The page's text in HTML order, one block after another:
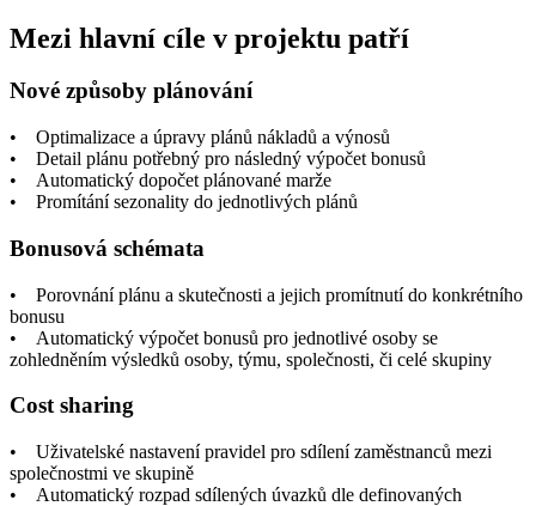
Mezi hlavní cíle v projektu patří
Nové způsoby plánování
• Optimalizace a úpravy plánů nákladů a výnosů
• Detail plánu potřebný pro následný výpočet bonusů
• Automatický dopočet plánované marže
• Promítání sezonality do jednotlivých plánů
Bonusová schémata
• Porovnání plánu a skutečnosti a jejich promítnutí do konkrétního
bonusu
• Automatický výpočet bonusů pro jednotlivé osoby se
zohledněním výsledků osoby, týmu, společnosti, či celé skupiny
Cost sharing
• Uživatelské nastavení pravidel pro sdílení zaměstnanců mezi
společnostmi ve skupině
• Automatický rozpad sdílených úvazků dle definovaných